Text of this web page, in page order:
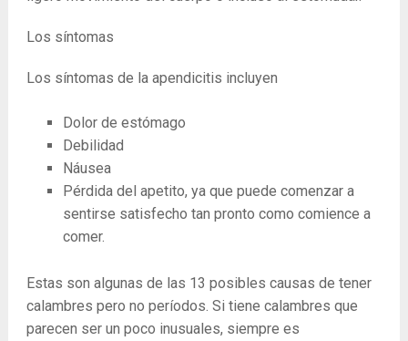
Los síntomas
Los síntomas de la apendicitis incluyen
Dolor de estómago
Debilidad
Náusea
Pérdida del apetito, ya que puede comenzar a
sentirse satisfecho tan pronto como comience a
comer.
Estas son algunas de las 13 posibles causas de tener
calambres pero no períodos. Si tiene calambres que
parecen ser un poco inusuales, siempre es